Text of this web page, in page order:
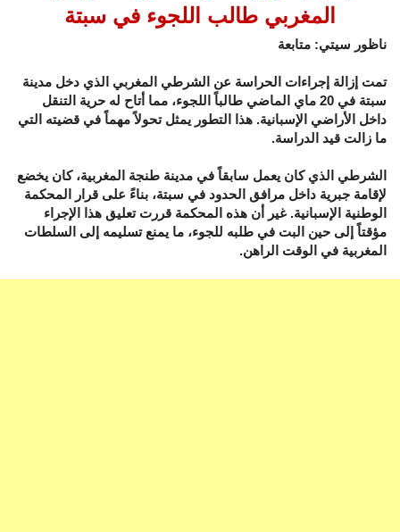
المغربي طالب اللجوء في سبتة
ناظور سيتي: متابعة
تمت إزالة إجراءات الحراسة عن الشرطي المغربي الذي دخل مدينة
سبتة في 20 ماي الماضي طالباً اللجوء، مما أتاح له حرية التنقل
داخل الأراضي الإسبانية. هذا التطور يمثل تحولاً مهماً في قضيته التي
ما زالت قيد الدراسة.
الشرطي الذي كان يعمل سابقاً في مدينة طنجة المغربية، كان يخضع
لإقامة جبرية داخل مرافق الحدود في سبتة، بناءً على قرار المحكمة
الوطنية الإسبانية. غير أن هذه المحكمة قررت تعليق هذا الإجراء
مؤقتاً إلى حين البت في طلبه للجوء، ما يمنع تسليمه إلى السلطات
المغربية في الوقت الراهن.